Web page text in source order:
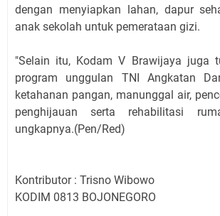
dengan menyiapkan lahan, dapur
anak sekolah untuk pemerataan gizi.
"Selain itu, Kodam V Brawijaya juga
program unggulan TNI Angkatan
ketahanan pangan, manunggal air,
penghijauan serta rehabilitasi
ungkapnya.(Pen/Red)
Kontributor : Trisno Wibowo
KODIM 0813 BOJONEGORO